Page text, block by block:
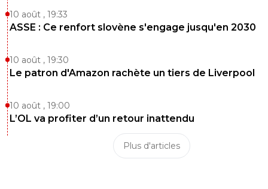
10 août , 19:33
ASSE : Ce renfort slovène s'engage jusqu'en 2030
10 août , 19:30
Le patron d'Amazon rachète un tiers de Liverpool
10 août , 19:00
L’OL va profiter d’un retour inattendu
Plus d'articles